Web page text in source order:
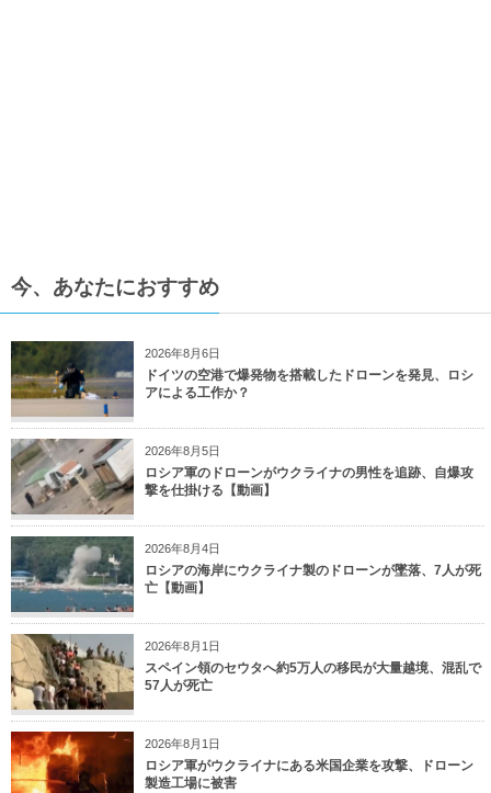
今、あなたにおすすめ
2026年8月6日
ドイツの空港で爆発物を搭載したドローンを発見、ロシ
アによる工作か？
2026年8月5日
ロシア軍のドローンがウクライナの男性を追跡、自爆攻
撃を仕掛ける【動画】
2026年8月4日
ロシアの海岸にウクライナ製のドローンが墜落、7人が死
亡【動画】
2026年8月1日
スペイン領のセウタへ約5万人の移民が大量越境、混乱で
57人が死亡
2026年8月1日
ロシア軍がウクライナにある米国企業を攻撃、ドローン
製造工場に被害